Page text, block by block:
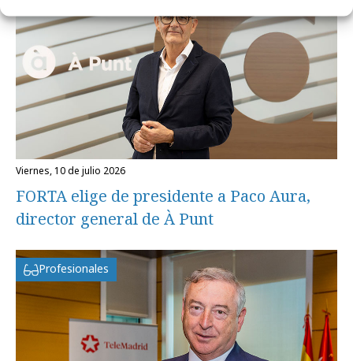
viernes, 10 de julio 2026
FORTA elige de presidente a Paco Aura,
director general de À Punt
Profesionales